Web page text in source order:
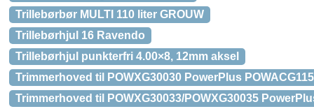
Trillebørbør MULTI 110 liter GROUW
Trillebørhjul 16 Ravendo
Trillebørhjul punkterfri 4.00×8, 12mm aksel
Trimmerhoved til POWXG30030 PowerPlus
Trimmerhoved til POWXG30033/POWXG30035